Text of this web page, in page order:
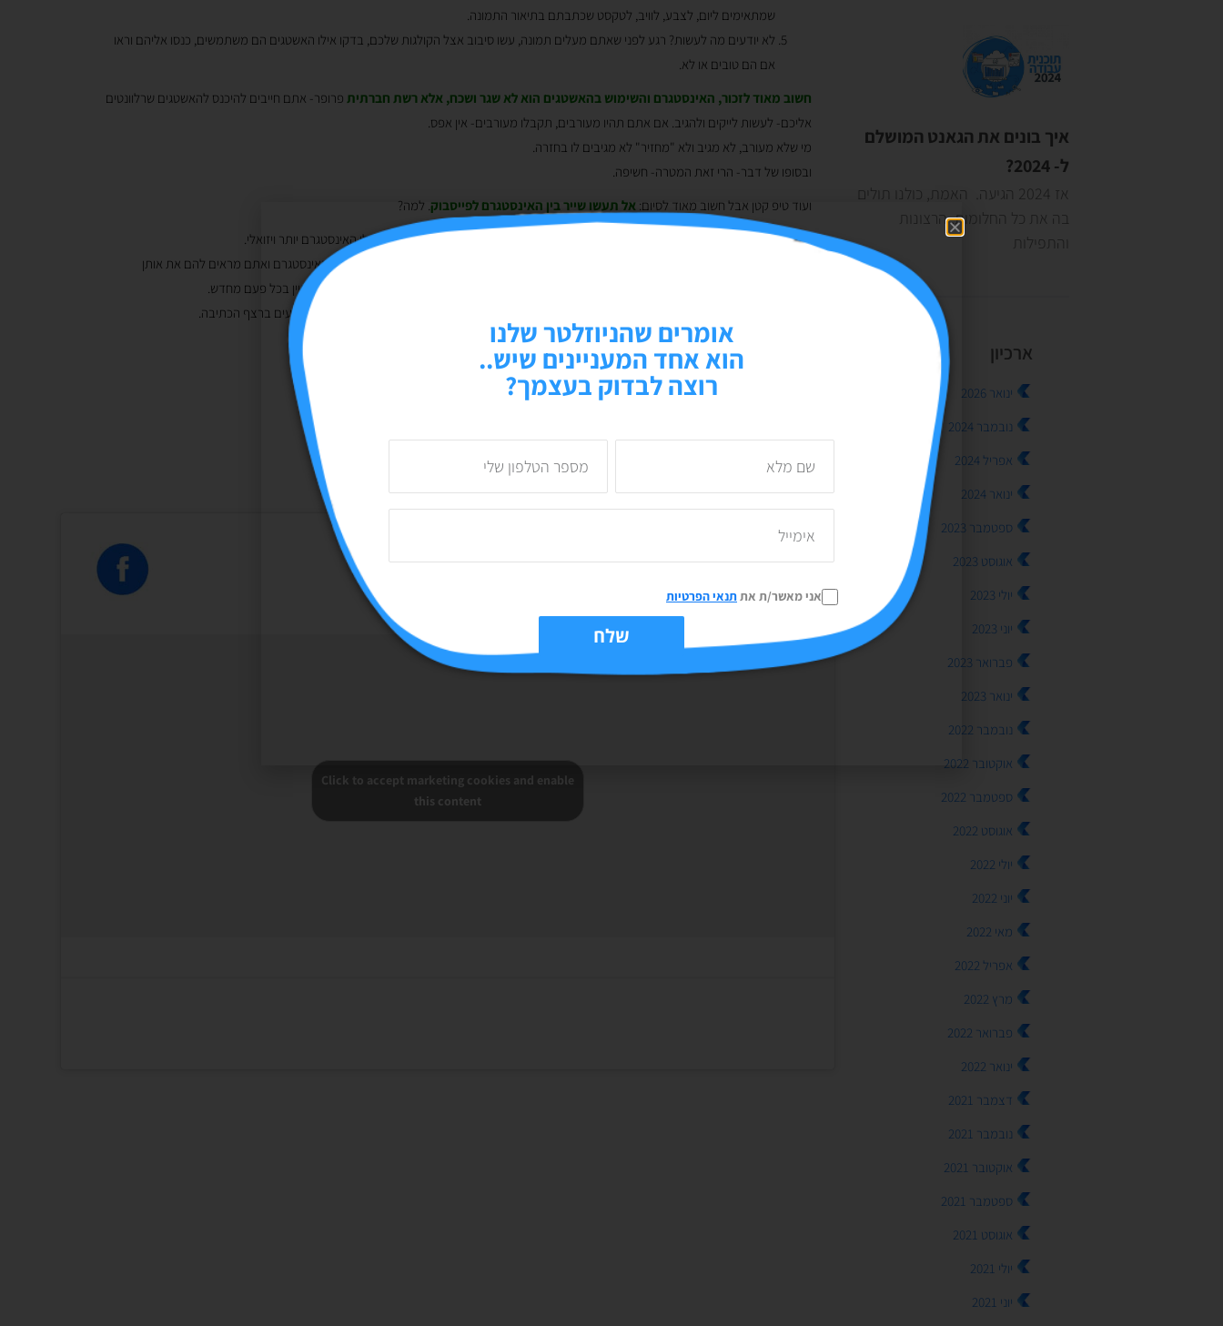
איך בונים את הגאנט המושלם
ל- 2024?
אז 2024 הגיעה. האמת, כולנו תולים
בה את כל החלומות, הרצונות
והתפילות
ארכיון
ינואר 2026
נובמבר 2024
אפריל 2024
ינואר 2024
ספטמבר 2023
אוגוסט 2023
יולי 2023
יוני 2023
פברואר 2023
ינואר 2023
נובמבר 2022
אוקטובר 2022
ספטמבר 2022
אוגוסט 2022
יולי 2022
יוני 2022
מאי 2022
אפריל 2022
מרץ 2022
פברואר 2022
ינואר 2022
דצמבר 2021
נובמבר 2021
אוקטובר 2021
ספטמבר 2021
אוגוסט 2021
יולי 2021
יוני 2021
שמתאימים ליום, לצבע, לוויב, לטקסט שכתבתם בתיאור התמונה.
לא יודעים מה לעשות? רגע לפני שאתם מעלים תמונה, עשו סיבוב אצל הקולגות שלכם, בדקו אילו האשטגים הם משתמשים, כנסו אליהם וראו
אם הם טובים או לא.
חשוב מאוד לזכור, האינסטגרם והשימוש בהאשטגים הוא לא שגר ושכח, אלא רשת חברתית פרופר- אתם חייבים להיכנס להאשטגים שרלוונטים
אליכם- לעשות לייקים ולהגיב. אם אתם תהיו מעורבים, תקבלו מעורבים- אין אפס.
מי שלא מעורב, לא מגיב ולא "מחזיר" לא מגיבים לו בחזרה.
ובסופו של דבר- הרי זאת המטרה- חשיפה.
ועוד טיפ קטן אבל חשוב מאוד לסיום:אל תעשו שייר בין האינסטגרם לפייסבוק. למה?
מדובר בשתי פלטפורמות שונות שמדברות בצורה אחרת- הפייסבוק יותר טקסטואלי ואילו האינסטגרם יותר ויזואלי.
אתם פשוט תשעממו את העוקבים שלכם: אם אותם האנשים עוקבים אחריכם גם בפייסבוק וגם באינסטגרם ואתם מראים להם את אותן
התמונות עם אותו הטקסט, איבדתם את הלקוח. המטרה שלכם היא להרשים את הלקוח ולגרום לו לעניין בכל פעם מחדש.
החלטתם לשתף (נו, נו, נו) אל תשכחו למחוק את ההאשטגים מהפייסבוק- הם מיותרים ממש וקצת מפריעים ברצף הכתיבה.
אז איך אתם מנהלים את האינסטגרם שלכם? מוזמנים לתת פה לינק בתגובות
תגובות
Click to accept marketing cookies and enable
this content
אומרים שהניוזלטר שלנו
הוא אחד המעניינים שיש..
רוצה לבדוק בעצמך?
אני מאשר/ת אתתנאי הפרטיות
שלח